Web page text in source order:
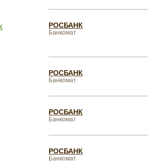
РОСБАНК
Банкомат
РОСБАНК
Банкомат
РОСБАНК
Банкомат
РОСБАНК
Банкомат